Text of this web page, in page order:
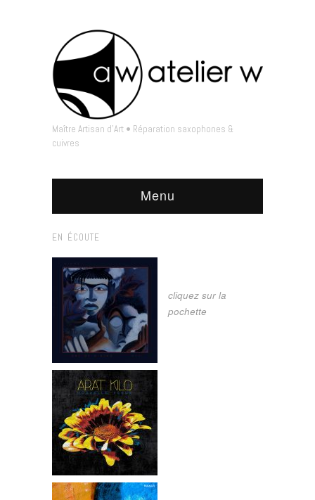
Maître Artisan d'Art • Réparation saxophones &
cuivres
Menu
EN ÉCOUTE
cliquez sur la
pochette